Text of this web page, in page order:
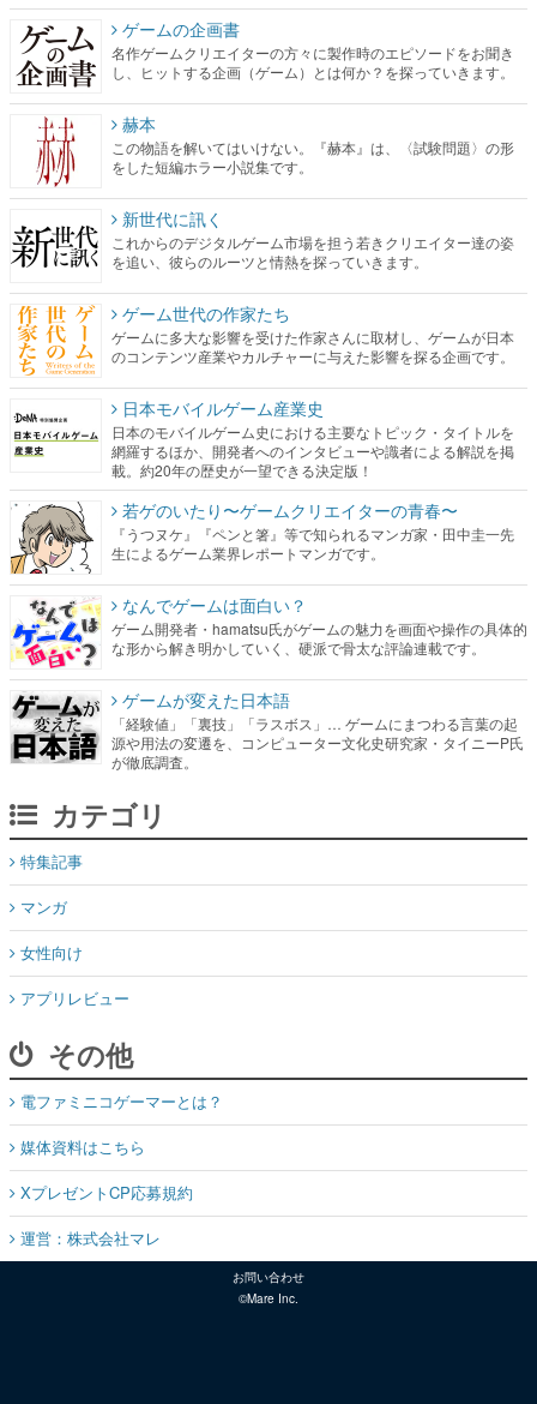
ゲームの企画書
名作ゲームクリエイターの方々に製作時のエピソードをお聞き
し、ヒットする企画（ゲーム）とは何か？を探っていきます。
赫本
この物語を解いてはいけない。『赫本』は、〈試験問題〉の形
をした短編ホラー小説集です。
新世代に訊く
これからのデジタルゲーム市場を担う若きクリエイター達の姿
を追い、彼らのルーツと情熱を探っていきます。
ゲーム世代の作家たち
ゲームに多大な影響を受けた作家さんに取材し、ゲームが日本
のコンテンツ産業やカルチャーに与えた影響を探る企画です。
日本モバイルゲーム産業史
日本のモバイルゲーム史における主要なトピック・タイトルを
網羅するほか、開発者へのインタビューや識者による解説を掲
載。約20年の歴史が一望できる決定版！
若ゲのいたり〜ゲームクリエイターの青春〜
『うつヌケ』『ペンと箸』等で知られるマンガ家・田中圭一先
生によるゲーム業界レポートマンガです。
なんでゲームは面白い？
ゲーム開発者・hamatsu氏がゲームの魅力を画面や操作の具体的
な形から解き明かしていく、硬派で骨太な評論連載です。
ゲームが変えた日本語
「経験値」「裏技」「ラスボス」… ゲームにまつわる言葉の起
源や用法の変遷を、コンピューター文化史研究家・タイニーP氏
が徹底調査。
カテゴリ
特集記事
マンガ
女性向け
アプリレビュー
その他
電ファミニコゲーマーとは？
媒体資料はこちら
XプレゼントCP応募規約
運営：株式会社マレ
お問い合わせ
©Mare Inc.